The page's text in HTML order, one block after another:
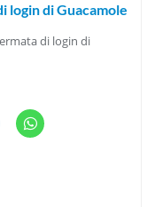
login di Guacamole
di login di